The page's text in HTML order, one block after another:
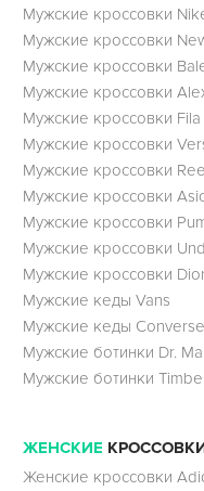
Мужские кроссовки
Мужские кроссовки
Мужские кроссовки
Мужские кроссовки
Мужские кроссовки Fila
Мужские кроссовки
Мужские кроссовки
Мужские кроссовки
Мужские кроссовки
Мужские кроссовки
Мужские кроссовки
Мужские кеды Vans
Мужские кеды Converse
Мужские ботинки Dr.
Мужские ботинки
ЖЕНСКИЕ
Женские кроссовки